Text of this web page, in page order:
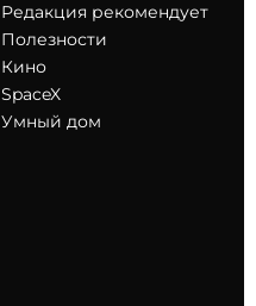
Редакция рекомендует
Полезности
Кино
SpaceX
Умный дом